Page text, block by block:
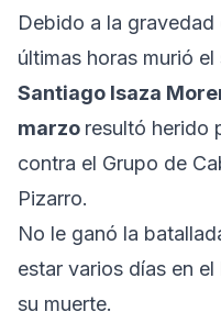
Debido a la gravedad
últimas horas murió
Santiago Isaza
marzo resultó herido
contra el Grupo de
Pizarro.
No le ganó la
estar varios días en
su muerte.